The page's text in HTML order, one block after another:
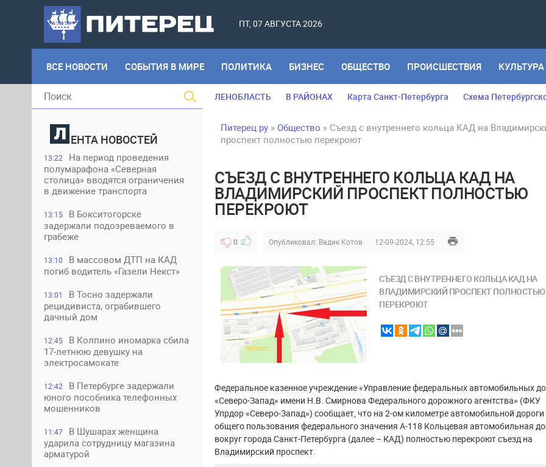
ПТ, 07 АВГУСТА 2026
ВСЕ НОВОСТИ СОБЫТИЯ В МИРЕ ПОЛИТИКА БИЗНЕС ОБЩЕСТВО ПРОИСШЕСТВИЯ КУЛЬТУРА
ЕНТА НОВОСТЕЙ
13:22
На период проведения
полумарафона «Северная
столица» вводятся ограничения
в движение транспорта
13:15
В Бокситогорске
задержали подозреваемого в
грабеже
13:10
В массовом ДТП на КАД
погиб водитель «Газели Некст»
13:01
В Тосно задержали
рецидивиста, ограбившего
дачный дом
12:45
В Колпино иномарка сбила
17-летнюю девушку на
электросамокате
12:42
В Петербурге задержали
юного пособника телефонных
мошенников
11:47
В Шушарах женщина
ударила сотрудницу магазина
арматурой
ЛЕНОБЛАСТЬ В РАЙОНАХ Карта Санкт-Петербурга Схема
Питерец.ру » Общество » Съезд с внутреннего кольца КАД на
проспект полностью перекроют
СЪЕЗД С ВНУТРЕННЕГО КОЛЬЦА КАД НА
ВЛАДИМИРСКИЙ ПРОСПЕКТ ПОЛНОСТЬЮ
ПЕРЕКРОЮТ
0 Опубликовал: Вадик Котов 12-09-2024, 12:55
ФОТО:ЯНДЕКС
СЪЕЗД С ВНУТРЕННЕГО КОЛЬЦА КАД НА
ВЛАДИМИРСКИЙ ПРОСПЕКТ ПОЛНОСТЬЮ
ПЕРЕКРОЮТ
Федеральное казенное учреждение «Управление федеральных автомобильных
«Северо-Запад» имени Н.В. Смирнова Федерального дорожного агентства» (ФКУ
Упрдор «Северо-Запад») сообщает, что на 2-ом километре автомобильной дороги
общего пользования федерального значения А-118 Кольцевая автомобильная
вокруг города Санкт-Петербурга (далее – КАД) полностью перекроют съезд на
Владимирский проспект.